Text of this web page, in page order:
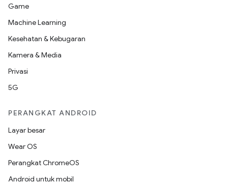
Game
Machine Learning
Kesehatan & Kebugaran
Kamera & Media
Privasi
5G
PERANGKAT ANDROID
Layar besar
Wear OS
Perangkat ChromeOS
Android untuk mobil